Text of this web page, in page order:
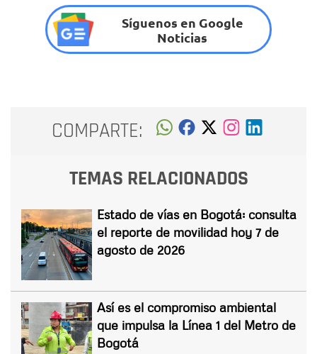
Síguenos en Google
Noticias
COMPARTE:
TEMAS RELACIONADOS
Estado de vías en Bogotá: consulta
el reporte de movilidad hoy 7 de
agosto de 2026
Así es el compromiso ambiental
que impulsa la Línea 1 del Metro de
Bogotá